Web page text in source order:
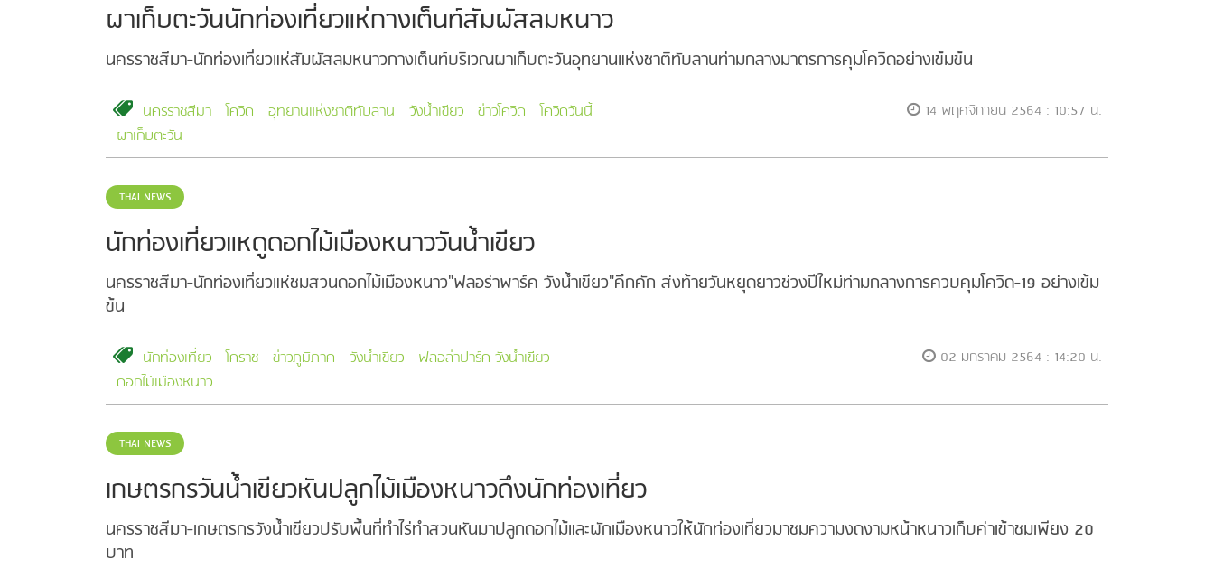
ผาเก็บตะวันนักท่องเที่ยวแห่กางเต็นท์สัมผัสลมหนาว
นครราชสีมา-นักท่องเที่ยวแห่สัมผัสลมหนาวกางเต็นท์บริเวณผาเก็บตะวันอุทยานแห่งชาติทับลานท่ามกลางมาตรการคุมโควิดอย่างเข้มข้น
นครราชสีมา โควิด อุทยานแห่งชาติทับลาน วังน้ำเขียว ข่าวโควิด
โควิดวันนี้
ผาเก็บตะวัน
14 พฤศจิกายน 2564 : 10:57 น.
THAI NEWS
นักท่องเที่ยวแหดูดอกไม้เมืองหนาววันน้ำเขียว
นครราชสีมา-นักท่องเที่ยวแห่ชมสวนดอกไม้เมืองหนาว"ฟลอร่าพาร์ค วังน้ำเขียว"คึกคัก ส่งท้ายวันหยุดยาวช่วงปีใหม่ท่ามกลางการควบคุมโควิด-19 อย่างเข้ม
ข้น
นักท่องเที่ยว โคราช ข่าวภูมิภาค วังน้ำเขียว
ฟลอล่าปาร์ค วังน้ำเขียว
ดอกไม้เมืองหนาว
02 มกราคม 2564 : 14:20 น.
THAI NEWS
เกษตรกรวันน้ำเขียวหันปลูกไม้เมืองหนาวดึงนักท่องเที่ยว
นครราชสีมา-เกษตรกรวังน้ำเขียวปรับพื้นที่ทำไร่ทำสวนหันมาปลูกดอกไม้และผักเมืองหนาวให้นักท่องเที่ยวมาชมความงดงามหน้าหนาวเก็บค่าเข้าชมเพียง 20
บาท